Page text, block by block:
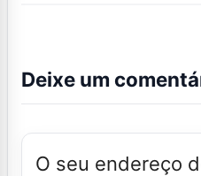
Deixe um
O seu endereço